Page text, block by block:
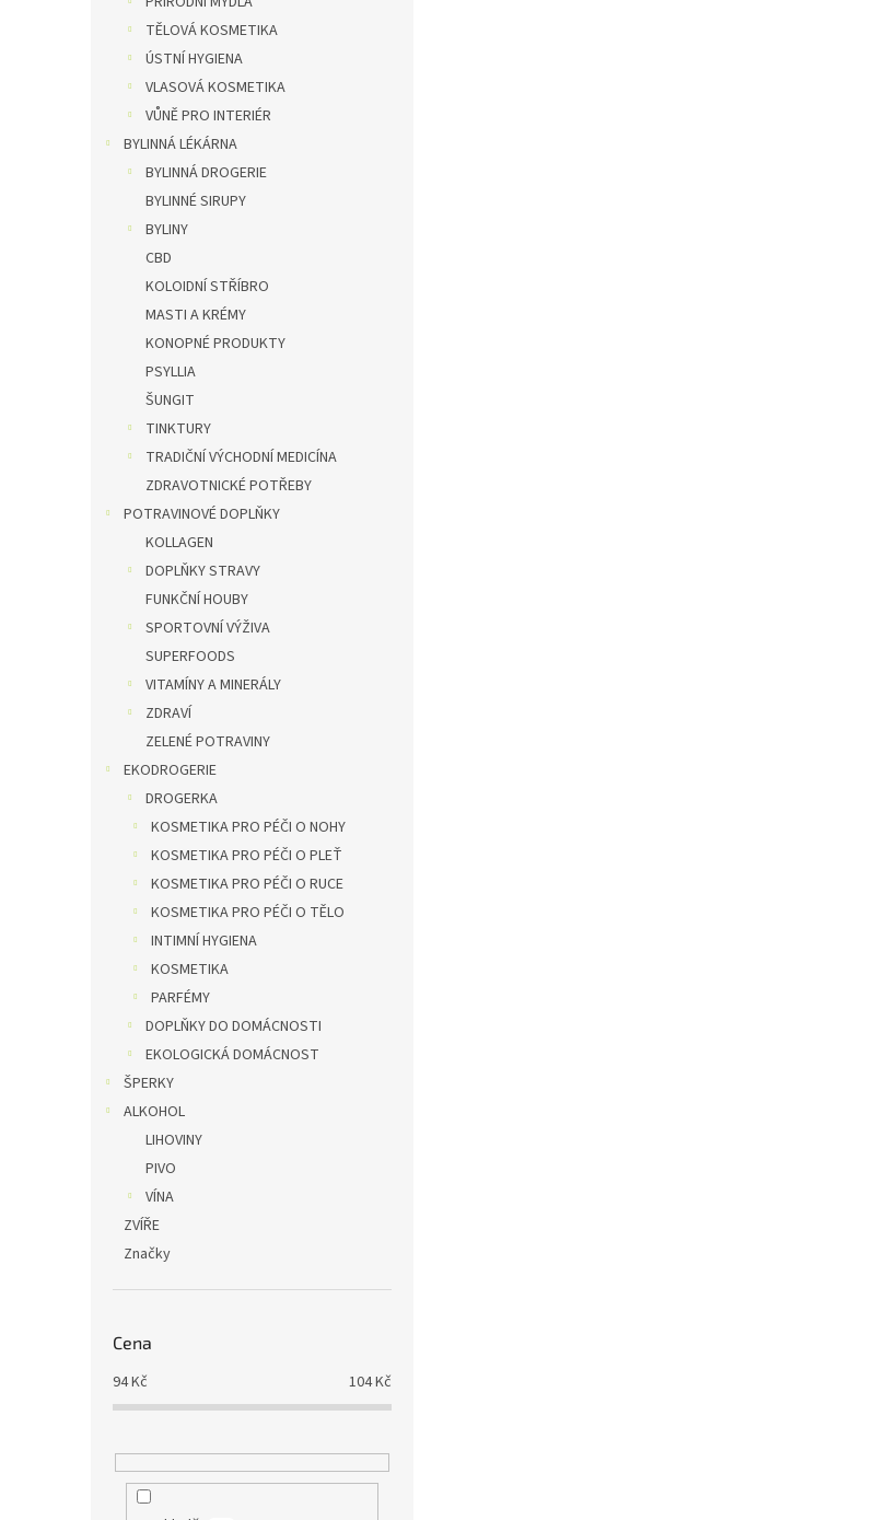
TĚLOVÁ KOSMETIKA
ÚSTNÍ HYGIENA
VLASOVÁ KOSMETIKA
VŮNĚ PRO INTERIÉR
BYLINNÁ LÉKÁRNA
BYLINNÁ DROGERIE
BYLINNÉ SIRUPY
BYLINY
CBD
KOLOIDNÍ STŘÍBRO
MASTI A KRÉMY
KONOPNÉ PRODUKTY
PSYLLIA
ŠUNGIT
TINKTURY
TRADIČNÍ VÝCHODNÍ MEDICÍNA
ZDRAVOTNICKÉ POTŘEBY
POTRAVINOVÉ DOPLŇKY
KOLLAGEN
DOPLŇKY STRAVY
FUNKČNÍ HOUBY
SPORTOVNÍ VÝŽIVA
SUPERFOODS
VITAMÍNY A MINERÁLY
ZDRAVÍ
ZELENÉ POTRAVINY
EKODROGERIE
DROGERKA
KOSMETIKA PRO PÉČI O NOHY
KOSMETIKA PRO PÉČI O PLEŤ
KOSMETIKA PRO PÉČI O RUCE
KOSMETIKA PRO PÉČI O TĚLO
INTIMNÍ HYGIENA
KOSMETIKA
PARFÉMY
DOPLŇKY DO DOMÁCNOSTI
EKOLOGICKÁ DOMÁCNOST
ŠPERKY
ALKOHOL
LIHOVINY
PIVO
VÍNA
ZVÍŘE
Značky
Cena
94Kč 104Kč